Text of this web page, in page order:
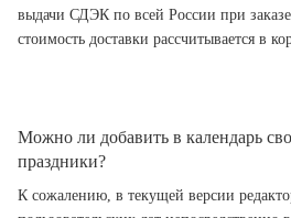
выдачи СДЭК по всей России при
стоимость доставки рассчитывается в
Можно ли добавить в календарь
праздники?
К сожалению, в текущей версии